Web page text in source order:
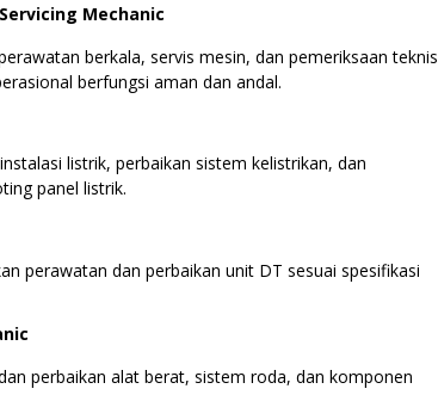
Mechanic
berkala, servis mesin, dan pemeriksaan teknis
berfungsi aman dan andal.
listrik, perbaikan sistem kelistrikan, dan
panel listrik.
perawatan dan perbaikan unit DT sesuai spesifikasi
perbaikan alat berat, sistem roda, dan komponen